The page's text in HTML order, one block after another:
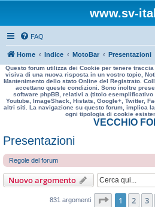
www.sv-
FAQ
Home Indice MotoBar Presentazioni
Questo forum utilizza dei Cookie per tenere
visiva di una nuova risposta in un vostro topic,
Mantenimento dello stato Online del Registrato.
accettano queste condizioni. Sono inoltre
software phpBB, relativi a (titolo esemplificativo
Youtube, ImageShack, Histats, Google+, Twitter,
altri siti. La navigazione su questo forum, implica
ogni tipologia di cookie
VECCHIO
Presentazioni
Regole del forum
Nuovo argomento
831 argomenti Pagina di
1 2 3